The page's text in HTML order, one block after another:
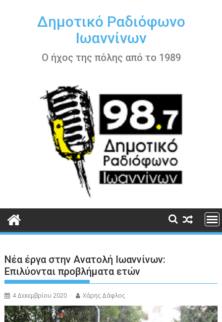
περιεχόμενοΔημοτικό Ραδιόφωνο
Ιωαννίνων
Ο ήχος της πόλης από το 1989
Νέα έργα στην Ανατολή Ιωαννίνων:
Επιλύονται προβλήματα ετών
4 Δεκεμβρίου 2020 Χάρης Δάφλος